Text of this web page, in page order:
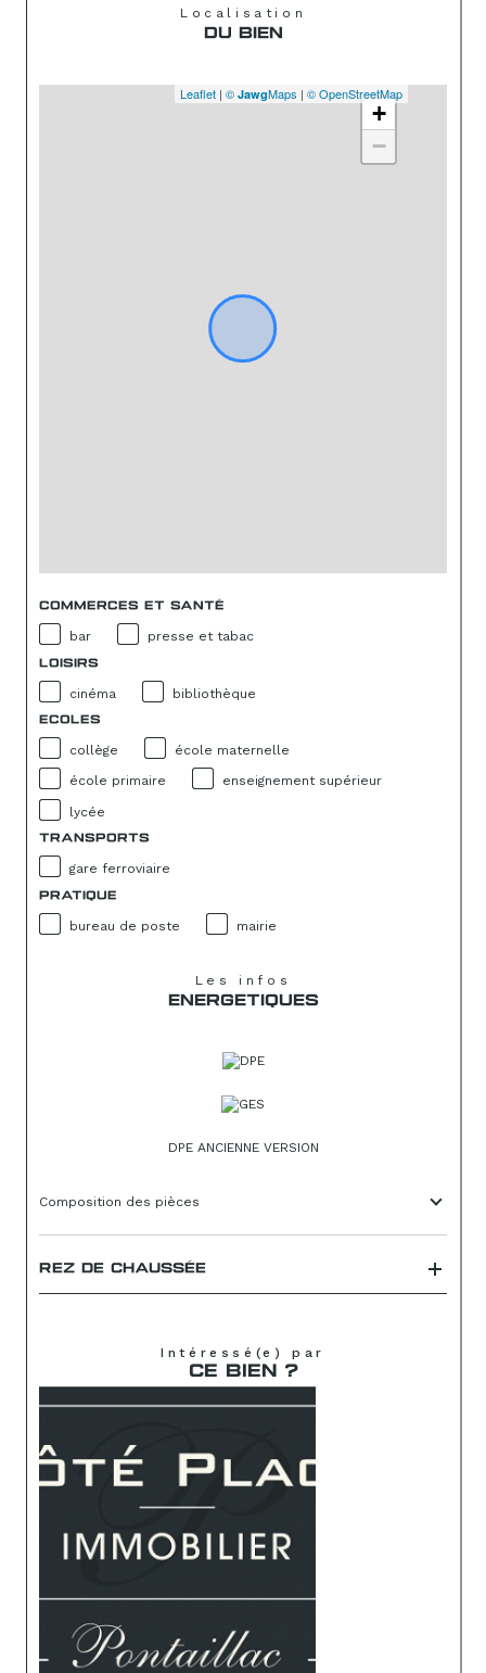
Localisation
DU BIEN
+
−
Leaflet | © JawgMaps | © OpenStreetMap
COMMERCES ET SANTÉ
bar presse et tabac
LOISIRS
cinéma bibliothèque
ECOLES
collège école maternelle
école primaire enseignement supérieur
lycée
TRANSPORTS
gare ferroviaire
PRATIQUE
bureau de poste mairie
Les infos
ENERGETIQUES
DPE ANCIENNE VERSION
Composition des pièces
REZ DE CHAUSSÉE
Intéressé(e) par
CE BIEN ?